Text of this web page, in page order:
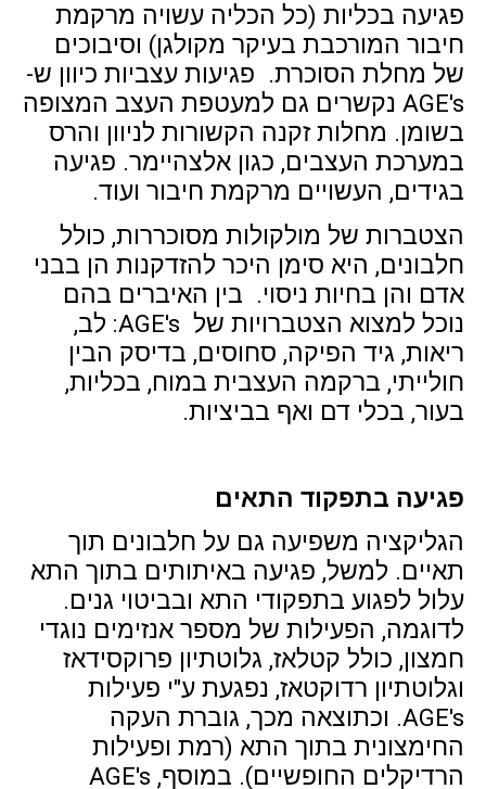
פגיעה בכליות (כל הכליה עשויה מרקמת
חיבור המורכבת בעיקר מקולגן) וסיבוכים
של מחלת הסוכרת. פגיעות עצביות כיוון ש-
AGE's נקשרים גם למעטפת העצב המצופה
בשומן. מחלות זקנה הקשורות לניוון והרס
במערכת העצבים, כגון אלצהיימר. פגיעה
בגידים, העשויים מרקמת חיבור ועוד.
הצטברות של מולקולות מסוכררות, כולל
חלבונים, היא סימן היכר להזדקנות הן בבני
אדם והן בחיות ניסוי. בין האיברים בהם
נוכל למצוא הצטברויות של AGE's: לב,
ריאות, גיד הפיקה, סחוסים, בדיסק הבין
חולייתי, ברקמה העצבית במוח, בכליות,
בעור, בכלי דם ואף בביציות.
פגיעה בתפקוד התאים
הגליקציה משפיעה גם על חלבונים תוך
תאיים. למשל, פגיעה באיתותים בתוך התא
עלול לפגוע בתפקודי התא ובביטוי גנים.
לדוגמה, הפעילות של מספר אנזימים נוגדי
חמצון, כולל קטלאז, גלוטתיון פרוקסידאז
וגלוטתיון רדוקטאז, נפגעת ע"י פעילות
AGE's. וכתוצאה מכך, גוברת העקה
החימצונית בתוך התא (רמת ופעילות
הרדיקלים החופשיים). במוסף, AGE's